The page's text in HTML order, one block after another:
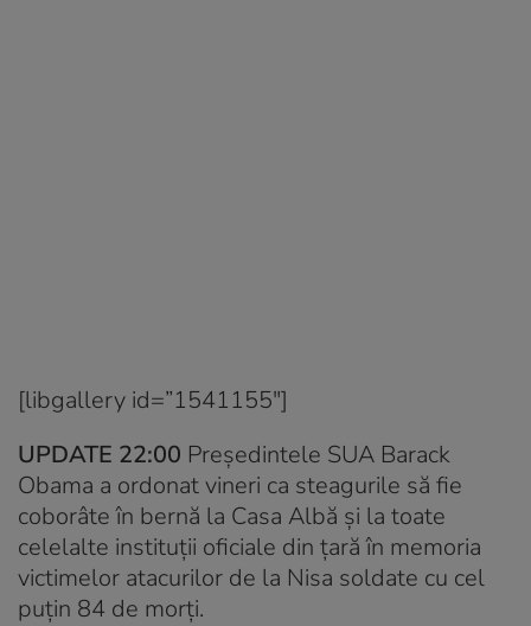
[libgallery id=”1541155″]
UPDATE 22:00 Președintele SUA Barack
Obama a ordonat vineri ca steagurile să fie
coborâte în bernă la Casa Albă și la toate
celelalte instituții oficiale din țară în memoria
victimelor atacurilor de la Nisa soldate cu cel
puțin 84 de morți.